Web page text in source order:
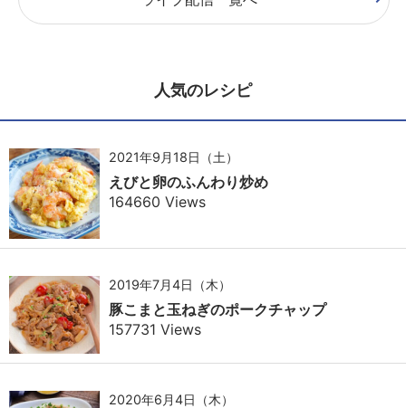
人気のレシピ
2021年9月18日（土）
えびと卵のふんわり炒め
164660 Views
2019年7月4日（木）
豚こまと玉ねぎのポークチャップ
157731 Views
2020年6月4日（木）